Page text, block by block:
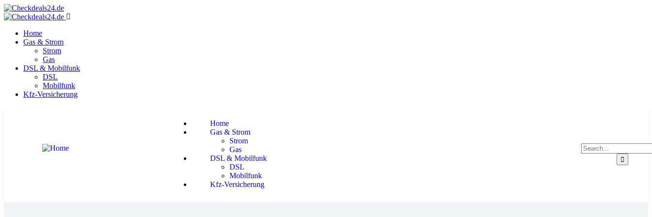
Home
Gas & Strom
Strom
Gas
DSL & Mobilfunk
DSL
Mobilfunk
Kfz-Versicherung
Home
Gas & Strom
Strom
Gas
DSL & Mobilfunk
DSL
Mobilfunk
Kfz-Versicherung